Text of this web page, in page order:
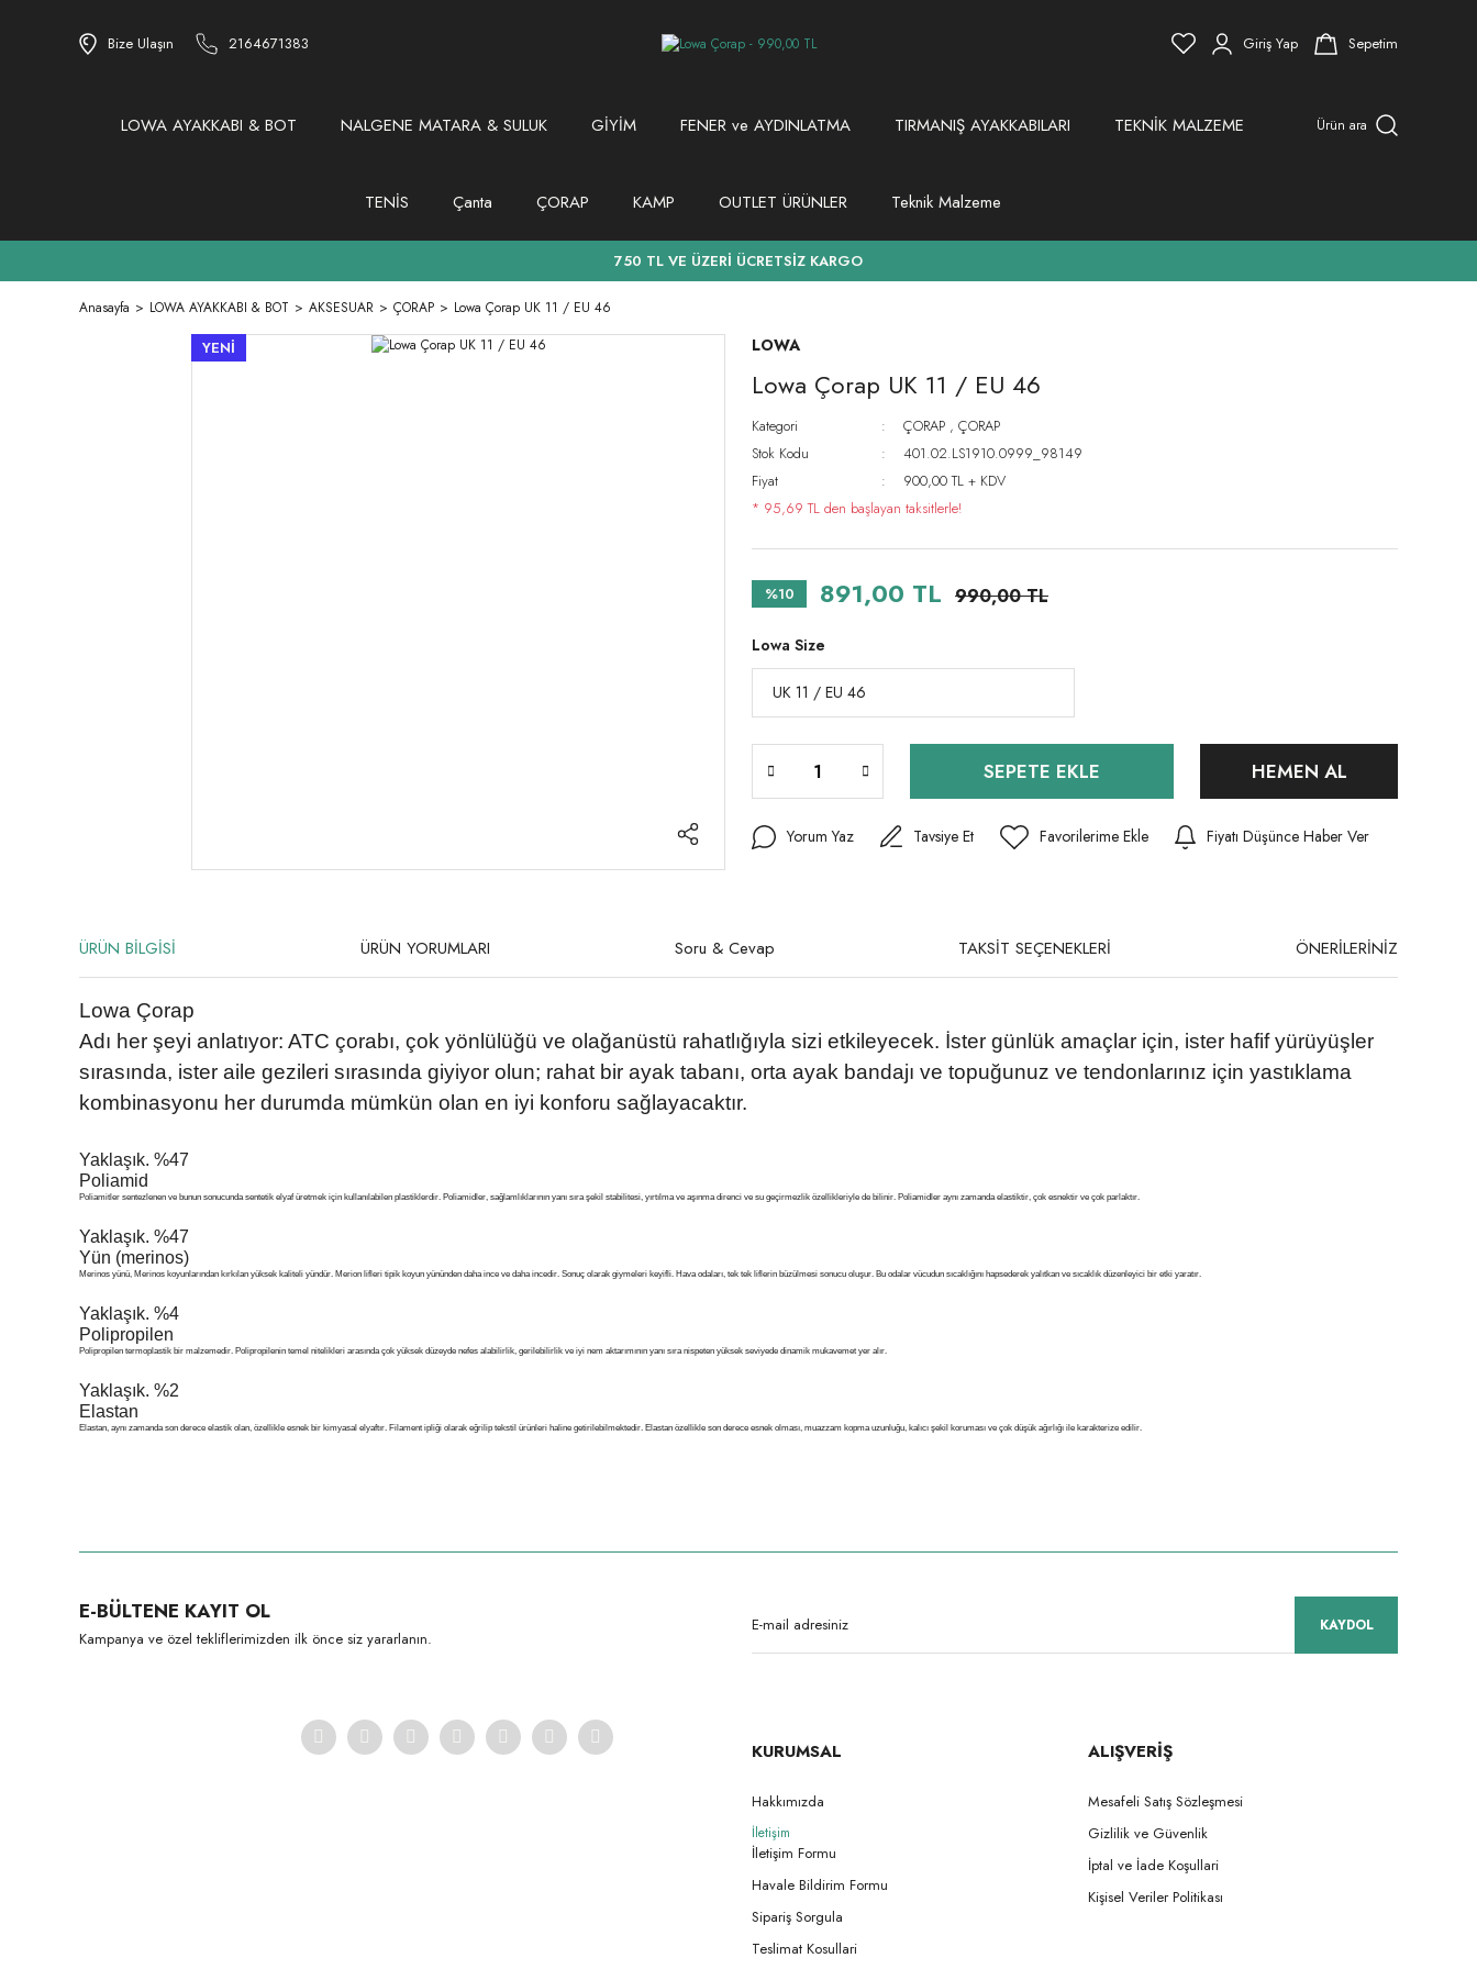
Bize Ulaşın 2164671383 Giriş Yap Sepetim
LOWA AYAKKABI & BOT NALGENE MATARA & SULUK GİYİM FENER ve AYDINLATMA TIRMANIŞ AYAKKABILARI TEKNİK MALZEME
TENİS Çanta ÇORAP KAMP OUTLET ÜRÜNLER Teknik Malzeme
Ürün ara
750 TL VE ÜZERİ ÜCRETSİZ KARGO
Anasayfa LOWA AYAKKABI & BOT AKSESUAR ÇORAP Lowa Çorap UK 11 / EU 46
YENİ LOWA
Lowa Çorap UK 11 / EU 46
Kategori ÇORAP , ÇORAP
Stok Kodu
401.02.LS1910.0999_98149
Fiyat
900,00 TL + KDV
* 95,69 TL den başlayan taksitlerle!
%10 891,00 TL 990,00 TL
Lowa Size
SEPETE EKLE HEMEN AL
Yorum Yaz Tavsiye Et Fiyatı Düşünce Haber Ver
ÜRÜN BİLGİSİ ÜRÜN YORUMLARI Soru & Cevap TAKSİT SEÇENEKLERİ ÖNERİLERİNİZ
Lowa Çorap
Adı her şeyi anlatıyor: ATC çorabı, çok yönlülüğü ve olağanüstü rahatlığıyla sizi etkileyecek. İster günlük amaçlar için, ister hafif yürüyüşler
sırasında, ister aile gezileri sırasında giyiyor olun; rahat bir ayak tabanı, orta ayak bandajı ve topuğunuz ve tendonlarınız için yastıklama
kombinasyonu her durumda mümkün olan en iyi konforu sağlayacaktır.
Yaklaşık. %47
Poliamid
Poliamitler sentezlenen ve bunun sonucunda sentetik elyaf üretmek için kullanılabilen plastiklerdir. Poliamidler, sağlamlıklarının yanı sıra şekil stabilitesi, yırtılma ve aşınma direnci ve su geçirmezlik özellikleriyle de bilinir. Poliamidler aynı zamanda elastiktir, çok esnektir ve çok parlaktır.
Yaklaşık. %47
Yün (merinos)
Merinos yünü, Merinos koyunlarından kırkılan yüksek kaliteli yündür. Merion lifleri tipik koyun yününden daha ince ve daha incedir. Sonuç olarak giymeleri keyifli. Hava odaları, tek tek liflerin büzülmesi sonucu oluşur. Bu odalar vücudun sıcaklığını hapsederek yalıtkan ve sıcaklık düzenleyici bir etki yaratır.
Yaklaşık. %4
Polipropilen
Polipropilen termoplastik bir malzemedir. Polipropilenin temel nitelikleri arasında çok yüksek düzeyde nefes alabilirlik, gerilebilirlik ve iyi nem aktarımının yanı sıra nispeten yüksek seviyede dinamik mukavemet yer alır.
Yaklaşık. %2
Elastan
Elastan, aynı zamanda son derece elastik olan, özellikle esnek bir kimyasal elyaftır. Filament ipliği olarak eğrilip tekstil ürünleri haline getirilebilmektedir. Elastan özellikle son derece esnek olması, muazzam kopma uzunluğu, kalıcı şekil koruması ve çok düşük ağırlığı ile karakterize edilir.
Ürün açıklamasında eksik bilgiler bulunuyor.
Ürün bilgilerinde hatalar bulunuyor.
Gönder
E-BÜLTENE KAYIT OL
Kampanya ve özel tekliflerimizden ilk önce siz yararlanın.
KAYDOL
KURUMSAL
Hakkımızda
İletişim
İletişim Formu
Havale Bildirim Formu
Sipariş Sorgula
Teslimat Kosullari
ALIŞVERİŞ
Mesafeli Satış Sözleşmesi
Gizlilik ve Güvenlik
İptal ve İade Koşullari
Kişisel Veriler Politikası